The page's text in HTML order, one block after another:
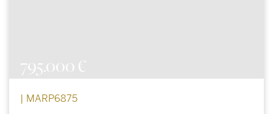
795.000 €
| MARP6875